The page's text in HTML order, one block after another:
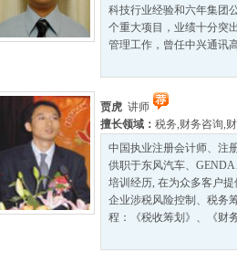
科技行业经验和六年集团
个重大项目，业绩十分突
管理工作，曾任中兴通讯
贾虎 讲师
擅长领域： 税务,财务咨询,
中国执业注册会计师、注
供职于东风汽车、
培训经历, 在为众多客户
企业涉税风险控制、税务
程：《税收筹划》、《财